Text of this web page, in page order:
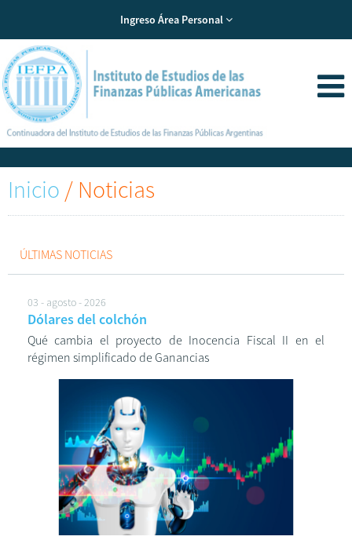
Ingreso Área Personal
Inicio / Noticias
ÚLTIMAS NOTICIAS
03 - agosto - 2026
Dólares del colchón
Qué cambia el proyecto de Inocencia Fiscal II en el
régimen simplificado de Ganancias